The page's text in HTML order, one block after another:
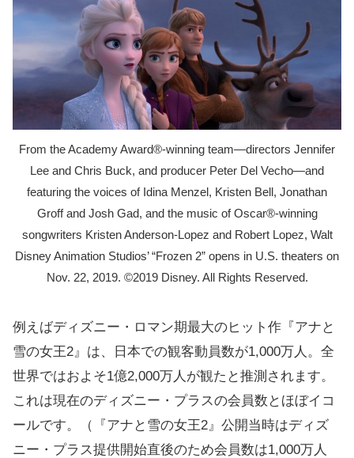
From the Academy Award®-winning team—directors Jennifer
Lee and Chris Buck, and producer Peter Del Vecho—and
featuring the voices of Idina Menzel, Kristen Bell, Jonathan
Groff and Josh Gad, and the music of Oscar®-winning
songwriters Kristen Anderson-Lopez and Robert Lopez, Walt
Disney Animation Studios’ “Frozen 2” opens in U.S. theaters on
Nov. 22, 2019. ©2019 Disney. All Rights Reserved.
例えばディズニー・ロマン期最大のヒット作『アナと
雪の女王2』は、日本での観客動員数が1,000万人。全
世界ではおよそ1億2,000万人が観たと推測されます。
これは現在のディズニー・プラスの会員数とほぼイコ
ールです。（『アナと雪の女王2』公開当時はディズ
ニー・プラス提供開始直後のため会員数は1,000万人